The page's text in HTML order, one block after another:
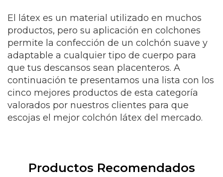
El látex es un material utilizado en muchos
productos, pero su aplicación en colchones
permite la confección de un colchón suave y
adaptable a cualquier tipo de cuerpo para
que tus descansos sean placenteros. A
continuación te presentamos una lista con los
cinco mejores productos de esta categoría
valorados por nuestros clientes para que
escojas el mejor colchón látex del mercado.
Productos Recomendados